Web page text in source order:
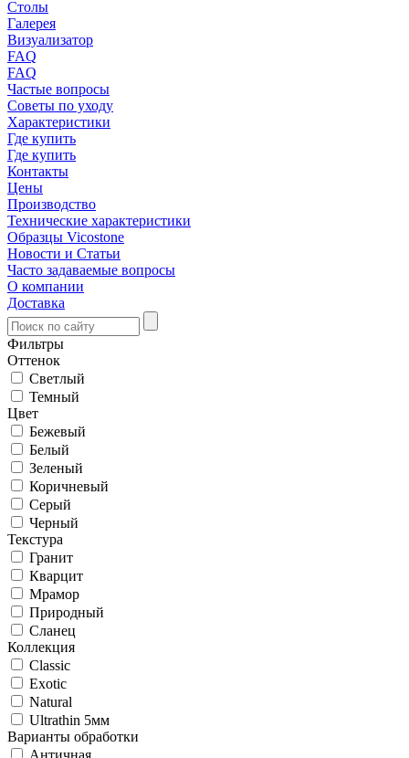
Столы
Галерея
Визуализатор
FAQ
FAQ
Частые вопросы
Советы по уходу
Характеристики
Где купить
Где купить
Контакты
Цены
Производство
Технические характеристики
Образцы Vicostone
Новости и Статьи
Часто задаваемые вопросы
О компании
Доставка
Фильтры
Оттенок
Светлый
Темный
Цвет
Бежевый
Белый
Зеленый
Коричневый
Серый
Черный
Текстура
Гранит
Кварцит
Мрамор
Природный
Сланец
Коллекция
Classic
Exotic
Natural
Ultrathin 5мм
Варианты обработки
Античная